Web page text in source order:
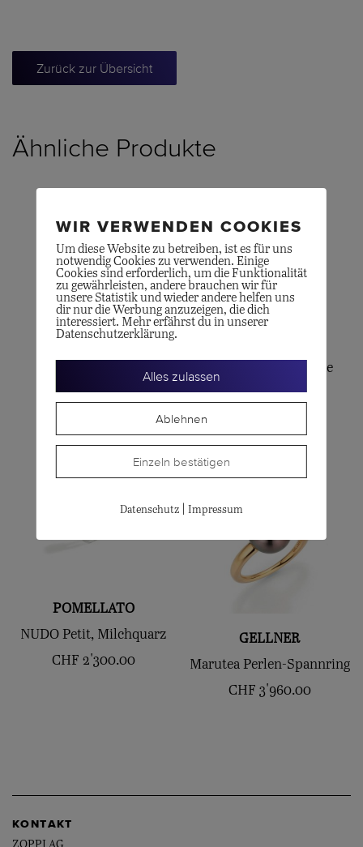
Zurück zur Übersicht
Ähnliche Produkte
POMELLATO
CHF2'050.00
NUDO Petit Sky Blue
Topas
POMELLATO
NUDO Petit, Milchquarz
CHF 2'300.00
GELLNER
Marutea Perlen-Spannring
CHF 3'960.00
KONTAKT
WIR VERWENDEN COOKIES
Um diese Website zu betreiben, ist es für uns
notwendig Cookies zu verwenden. Einige
Cookies sind erforderlich, um die Funktionalität
zu gewährleisten, andere brauchen wir für
unsere Statistik und wieder andere helfen uns
dir nur die Werbung anzuzeigen, die dich
interessiert. Mehr erfährst du in unserer
Datenschutzerklärung.
Alles zulassen
Ablehnen
Einzeln bestätigen
Datenschutz| Impressum